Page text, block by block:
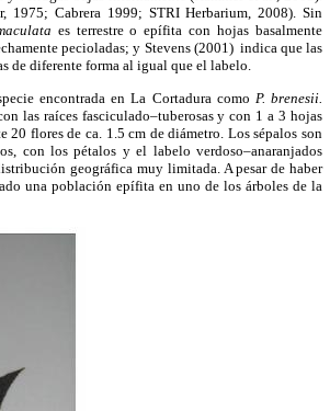
1975; Cabrera 1999; STRI Herbarium, 2008). Sin
es terrestre o epífita con hojas basalmente
pecioladas; y Stevens (2001) indica que las
de diferente forma al igual que el labelo.
encontrada en La Cortadura como P. brenesii.
las raíces fasciculado–tuberosas y con 1 a 3 hojas
20 flores de ca. 1.5 cm de diámetro. Los sépalos son
con los pétalos y el labelo verdoso–anaranjados
geográfica muy limitada. A pesar de haber
una población epífita en uno de los árboles de la